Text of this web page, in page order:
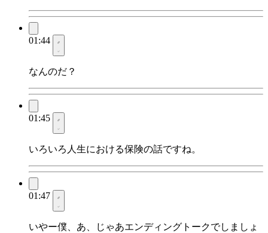
01:44
なんのだ？
01:45
いろいろ人生における保険の話ですね。
01:47
いやー僕、あ、じゃあエンディングトークでしましょ